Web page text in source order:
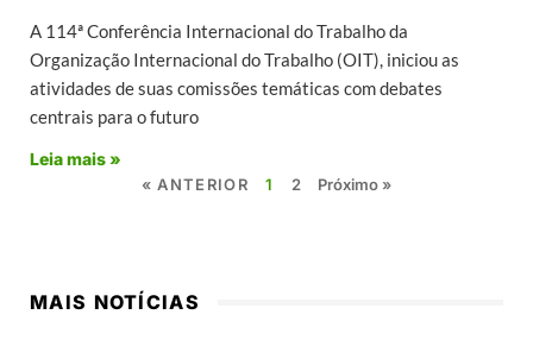
A 114ª Conferência Internacional do Trabalho da
Organização Internacional do Trabalho (OIT), iniciou as
atividades de suas comissões temáticas com debates
centrais para o futuro
Leia mais »
« ANTERIOR 1 2 Próximo »
MAIS NOTÍCIAS